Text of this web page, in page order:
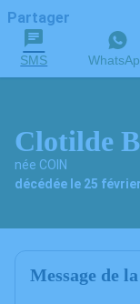
Partager
SMS
Clotilde
née COIN
décédée le 25
Message de